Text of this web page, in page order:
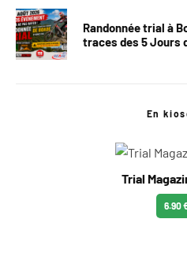
Randonnée trial à
traces des 5 Jours
En
Trial
6.90